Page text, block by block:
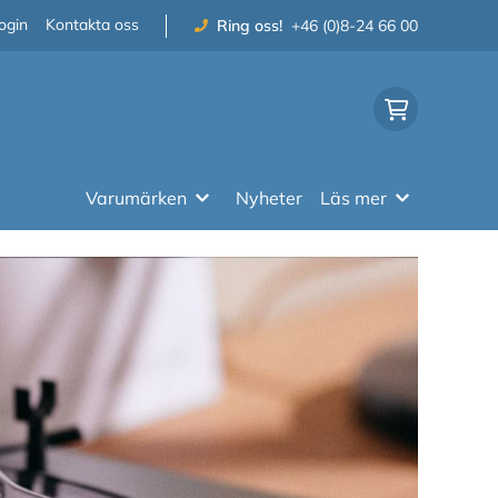
Kontakta oss Ring oss! +46 (0)8-24 66 00
Varumärken Nyheter Läs mer